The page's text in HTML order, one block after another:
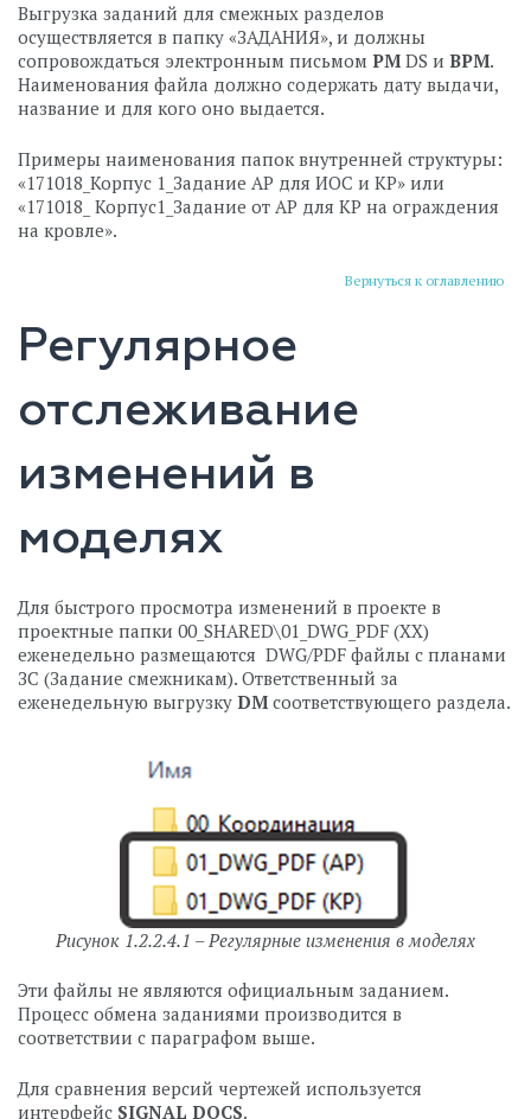
Выгрузка заданий для смежных разделов
осуществляется в папку «ЗАДАНИЯ», и должны
сопровождаться электронным письмом PM DS и BPM.
Наименования файла должно содержать дату выдачи,
название и для кого оно выдается.
Примеры наименования папок внутренней структуры:
«171018_Корпус 1_Задание АР для ИОС и КР» или
«171018_ Корпус1_Задание от АР для КР на ограждения
на кровле».
Вернуться к оглавлению
Регулярное
отслеживание
изменений в
моделях
Для быстрого просмотра изменений в проекте в
проектные папки 00_SHARED\01_DWG_PDF (ХХ)
еженедельно размещаются DWG/PDF файлы с планами
ЗС (Задание смежникам). Ответственный за
еженедельную выгрузку DM соответствующего раздела.
Рисунок 1.2.2.4.1 – Регулярные изменения в моделях
Эти файлы не являются официальным заданием.
Процесс обмена заданиями производится в
соответствии с параграфом выше.
Для сравнения версий чертежей используется
интерфейс SIGNAL DOCS.